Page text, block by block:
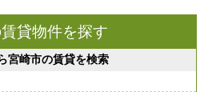
貸物件を探す
宮崎市の賃貸を検索